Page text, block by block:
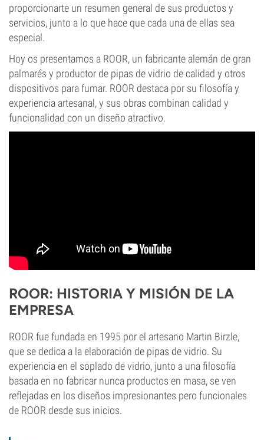
proporcionarte un resumen general de sus productos y
servicios, junto a lo que hace que cada una de ellas sea
especial.
Hoy os presentamos a ROOR, un fabricante alemán de gran
palmarés y productor de pipas de vidrio de calidad y otros
dispositivos para fumar. ROOR destaca por su filosofía y
experiencia artesanal, y sus obras combinan calidad y
funcionalidad con un diseño atractivo.
ROOR: HISTORIA Y MISIÓN DE LA
EMPRESA
ROOR fue fundada en 1995 por el artesano Martin Birzle,
que se dedica a la elaboración de pipas de vidrio. Su
experiencia en el soplado de vidrio, junto a una filosofía
basada en no fabricar nunca productos en masa, se ven
reflejadas en los diseños impresionantes pero funcionales
de ROOR desde sus inicios.